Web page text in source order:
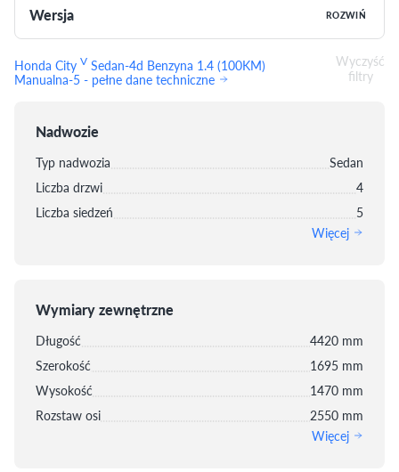
Wersja ROZWIŃ
Honda City V Sedan-4d Benzyna 1.4 (100KM)
Manualna-5 - pełne dane techniczne
Wyczyść
filtry
Nadwozie
Typ nadwozia
Sedan
Liczba drzwi
4
Liczba siedzeń
5
Więcej
Wymiary zewnętrzne
Długość
4420 mm
Szerokość
1695 mm
Wysokość
1470 mm
Rozstaw osi
2550 mm
Więcej